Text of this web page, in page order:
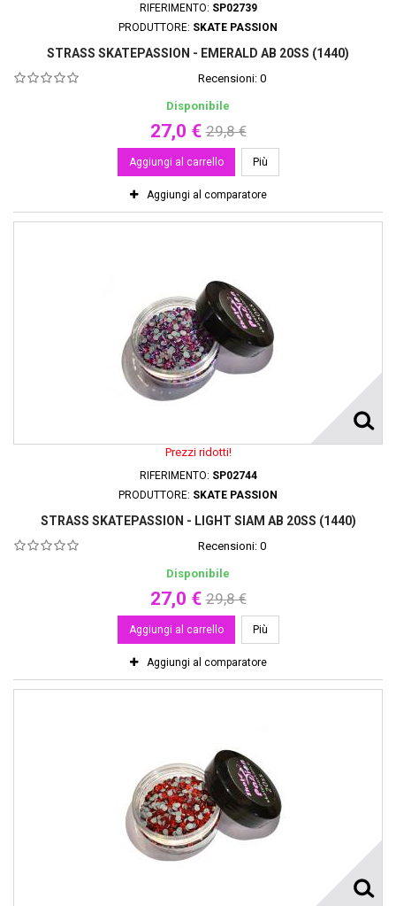
RIFERIMENTO: SP02739
PRODUTTORE: SKATE PASSION
STRASS SKATEPASSION - EMERALD AB 20SS (1440)
Recensioni: 0
Disponibile
27,0 € 29,8 €
Aggiungi al carrello Più
Aggiungi al comparatore
Prezzi ridotti!
RIFERIMENTO: SP02744
PRODUTTORE: SKATE PASSION
STRASS SKATEPASSION - LIGHT SIAM AB 20SS (1440)
Recensioni: 0
Disponibile
27,0 € 29,8 €
Aggiungi al carrello Più
Aggiungi al comparatore